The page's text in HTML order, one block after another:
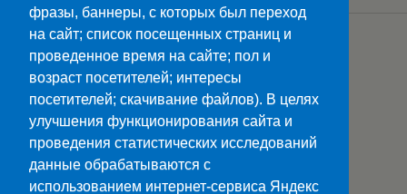
Загрузить Еще Из Этой Категории…
Наверх
Мобильн.
фразы, баннеры, с которых был переход
на сайт; список посещенных страниц и
проведенное время на сайте; пол и
возраст посетителей; интересы
посетителей; скачивание файлов). В целях
улучшения функционирования сайта и
проведения статистических исследований
данные обрабатываются с
использованием интернет-сервиса Яндекс